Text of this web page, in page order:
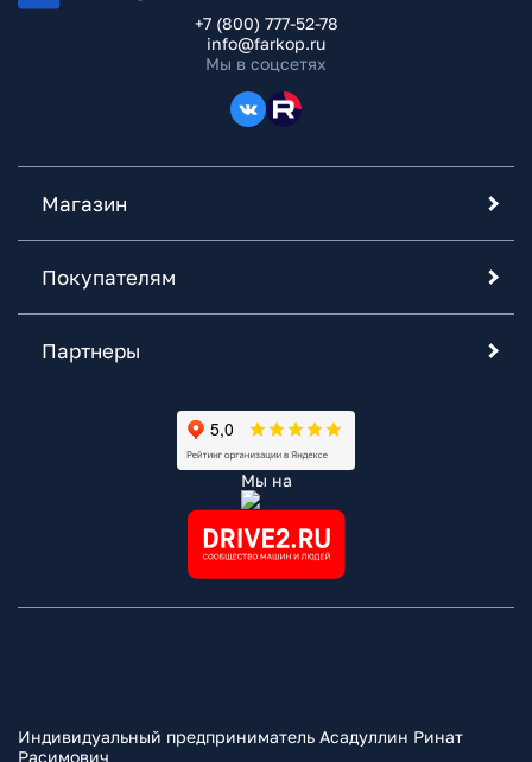
+7 (800) 777-52-78
info@farkop.ru
Мы в соцсетях
Магазин
Покупателям
Партнеры
Мы на
Индивидуальный предприниматель Асадуллин Ринат
Расимович